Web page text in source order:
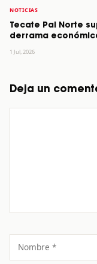
NOTICIAS
Tecate Pal Norte
derrama
1 Jul, 2026
Deja un
Comentario
Nombre